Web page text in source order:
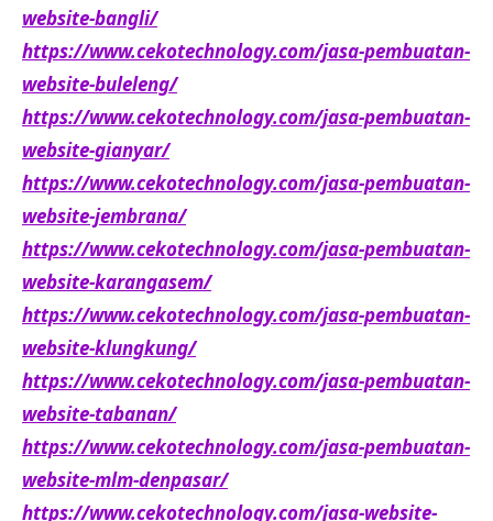
website-bangli/
https://www.cekotechnology.com/jasa-pembuatan-
website-buleleng/
https://www.cekotechnology.com/jasa-pembuatan-
website-gianyar/
https://www.cekotechnology.com/jasa-pembuatan-
website-jembrana/
https://www.cekotechnology.com/jasa-pembuatan-
website-karangasem/
https://www.cekotechnology.com/jasa-pembuatan-
website-klungkung/
https://www.cekotechnology.com/jasa-pembuatan-
website-tabanan/
https://www.cekotechnology.com/jasa-pembuatan-
website-mlm-denpasar/
https://www.cekotechnology.com/jasa-website-